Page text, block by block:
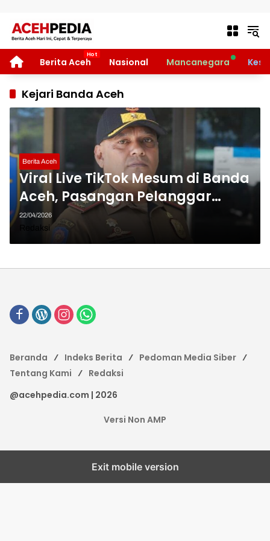
HOMEBerita Aceh Nasional Mancanegara
Kejari Banda Aceh
Berita Aceh
Viral Live TikTok Mesum di Banda
Aceh, Pasangan Pelanggar
Syariat Resmi Dilimpahkan ke
Jaksa
22/04/2026
Redaksi
Beranda Indeks Berita
Pedoman Media Siber
Tentang Kami
Redaksi
@acehpedia.com | 2026
Versi Non AMP
Exit mobile version